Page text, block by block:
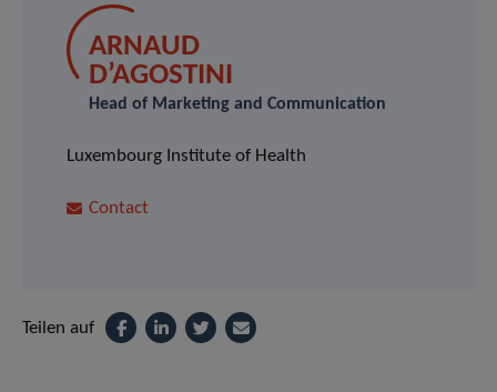
ARNAUD
D’AGOSTINI
Head of Marketing and Communication
Luxembourg Institute of Health
Contact
Teilen auf